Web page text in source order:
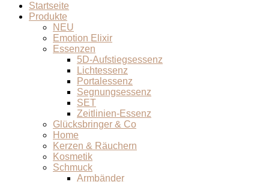
Startseite
Produkte
NEU
Emotion Elixir
Essenzen
5D-Aufstiegsessenz
Lichtessenz
Portalessenz
Segnungsessenz
SET
Zeitlinien-Essenz
Glücksbringer & Co
Home
Kerzen & Räuchern
Kosmetik
Schmuck
Armbänder